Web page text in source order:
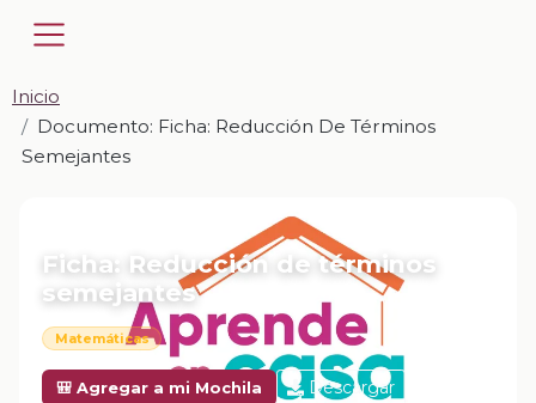
Inicio
Documento: Ficha: Reducción De Términos
Semejantes
Ficha: Reducción de términos
semejantes
Matemáticas
🎒 Agregar a mi Mochila Descargar